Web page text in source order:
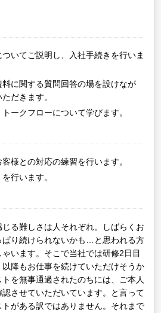
いてご説明し、入社手続きを行いま
に関する質問回答の場を設けなが
だきます。
ークフローについて学びます。
様との対応の練習を行います。
行います。
る難しさは人それぞれ。しばらくお
ぱり続けられないかも…と思われる方
います。そこで当社では研修2日目
降もお仕事を続けていただけそうか
を無事通過されたのちには、ご本人
させていただいています。と言って
がある訳ではありません。それまで